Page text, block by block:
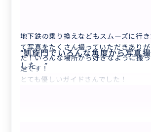
“凱旋門でいろんな角度から写真
した。”
地下鉄の乗り換えなどもスムーズに行
て写真をたくさん撮っていただきあり
た！いろんな場所から好きなように撮
足です！
とても優しいガイドさんでした！